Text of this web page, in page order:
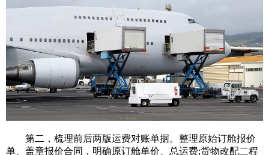
第二，梳理前后两版运费对账单据。整理原始订舱报价
单、盖章报价合同，明确原订舱单价、总运费;货物改配二程